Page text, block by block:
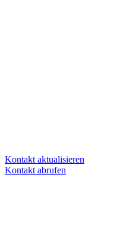
Kontakt aktualisieren
Kontakt abrufen